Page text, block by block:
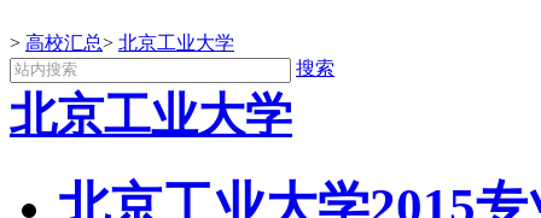
> 高校汇总> 北京工业大学
搜索
北京工业大学
北京工业大学2015